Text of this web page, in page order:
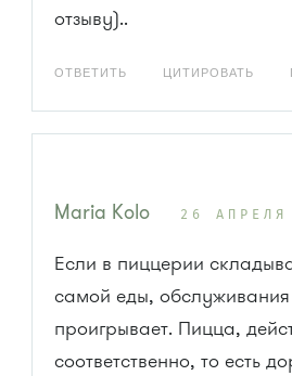
отзыву)..
ОТВЕТИТЬ ЦИТИРОВАТЬ
Maria Kolo 26 АПРЕЛЯ
Если в пиццерии
самой еды,
проигрывает. Пицца,
соответственно, то есть